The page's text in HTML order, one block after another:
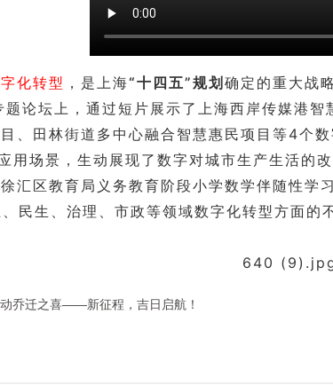
化转型 ，是上海“十四五”规划 确定的重大战
题论坛上，通过短片展示了上海西岸传媒港
、田林街道多中心融合智慧惠民项目等4个数
场景，生动展现了数字对城市生产生活的改
汇区教育局义务教育阶段小学数学伴随性学
民生、治理、市政等领域数字化转型方面的
乔迁之喜——新征程，吉日启航！